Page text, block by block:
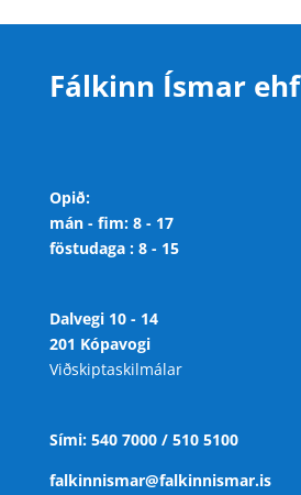
Fálkinn Ísmar ehf
Opið:
mán - fim: 8 - 17
föstudaga : 8 - 15
Dalvegi 10 - 14
201 Kópavogi
Viðskiptaskilmálar
Sími: 540 7000 / 510 5100
falkinnismar@falkinnismar.is